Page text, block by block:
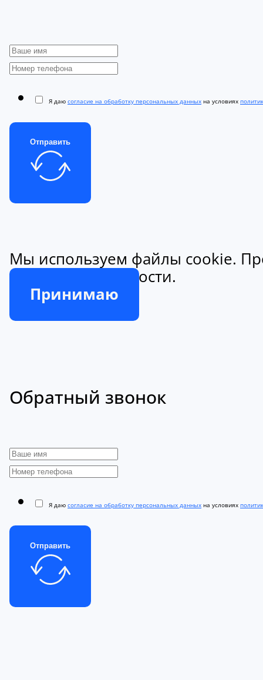
Я даю согласие на обработку персональных данных на условиях
Отправить
Мы используем файлы cookie.
конфиденциальности.
Принимаю
Обратный звонок
Я даю согласие на обработку персональных данных на условиях
Отправить